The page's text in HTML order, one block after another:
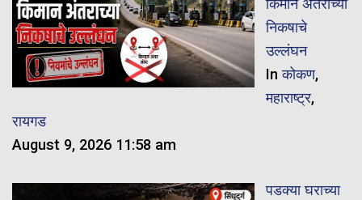
किमान अंतराच्या
निकषाचे
उल्लंघन
Inकोकण,
महाराष्ट्र,
रायगड
August 9, 2026 11:58 am
पडक्या घराच्या